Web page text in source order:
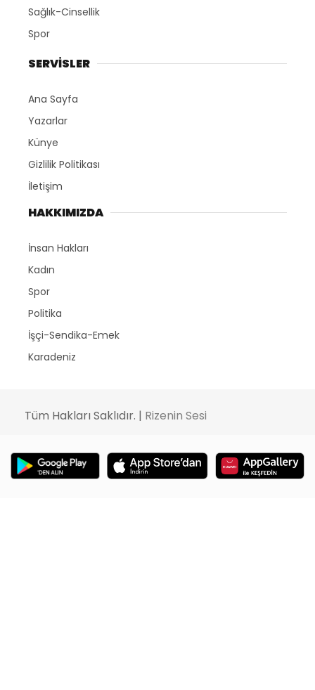
Sağlık-Cinsellik
Spor
SERVİSLER
Ana Sayfa
Yazarlar
Künye
Gizlilik Politikası
İletişim
HAKKIMIZDA
İnsan Hakları
Kadın
Spor
Politika
İşçi-Sendika-Emek
Karadeniz
Tüm Hakları Saklıdır. | Rizenin Sesi